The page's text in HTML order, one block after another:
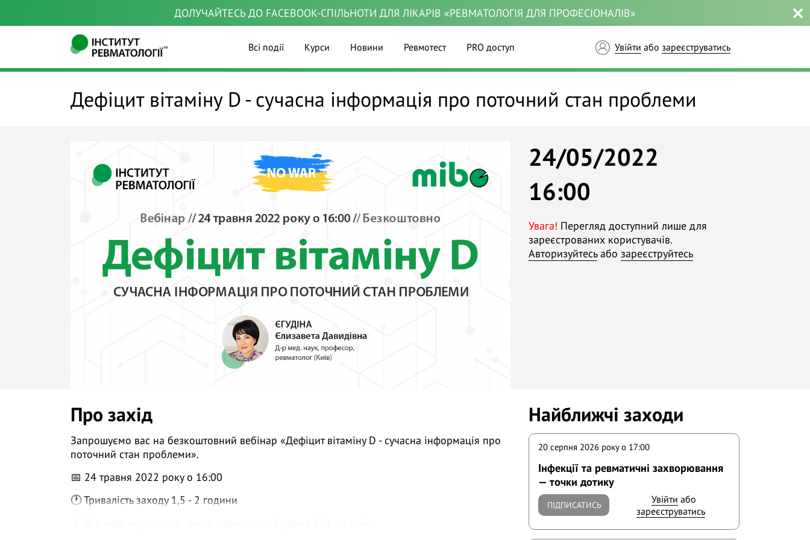
ДОЛУЧАЙТЕСЬ ДО FACEBOOK-СПІЛЬНОТИ ДЛЯ ЛІКАРІВ «РЕВМАТОЛОГІЯ ДЛЯ ПРОФЕСІОНАЛІВ»
Всі події Курси Новини Ревмотест PRO доступ Увійти або зареєструватись
Дефіцит вітаміну D - сучасна інформація про поточний стан проблеми
24/05/2022
16:00
Увага! Перегляд доступний лише для
зареєстрованих користувачів.
Авторизуйтесьабо зареєструйтесь
Про захід
Запрошуємо вас на безкоштовний вебінар «Дефіцит вітаміну D - сучасна інформація про
поточний стан проблеми».
📅 24 травня 2022 року о 16:00
🕐 Тривалість заходу 1,5 - 2 години
Найближчі заходи
20 серпня 2026 року o 17:00
Інфекції та ревматичні захворювання
— точки дотику
ПІДПИСАТИСЬ Увійти або
зареєструватись